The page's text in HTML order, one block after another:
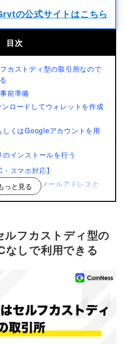
の公式サイトはこちら
目次
カストディ型の取引所なので
前準備
ロードしてウォレットを作成
しくはGoogleアカウントを用
インストールを行う
スマホ対応】
録ページでメールアドレスと
キーを設定しMetamaskを紐
っておくべきこと
行う
ロップに向けてポイントを貯め
っと見る
ルフカストディ型の
なしで利用できる